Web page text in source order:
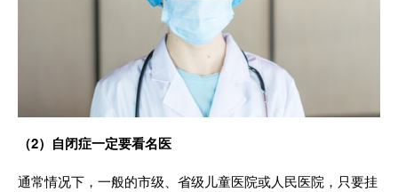
（2）自闭症一定要看名医
通常情况下，一般的市级、省级儿童医院或人民医院，只要挂